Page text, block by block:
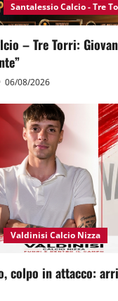
Santalessio Calcio - Tre
– Tre Torri:
06/08/2026
Valdinisi Calcio Nizza
colpo in attacco: